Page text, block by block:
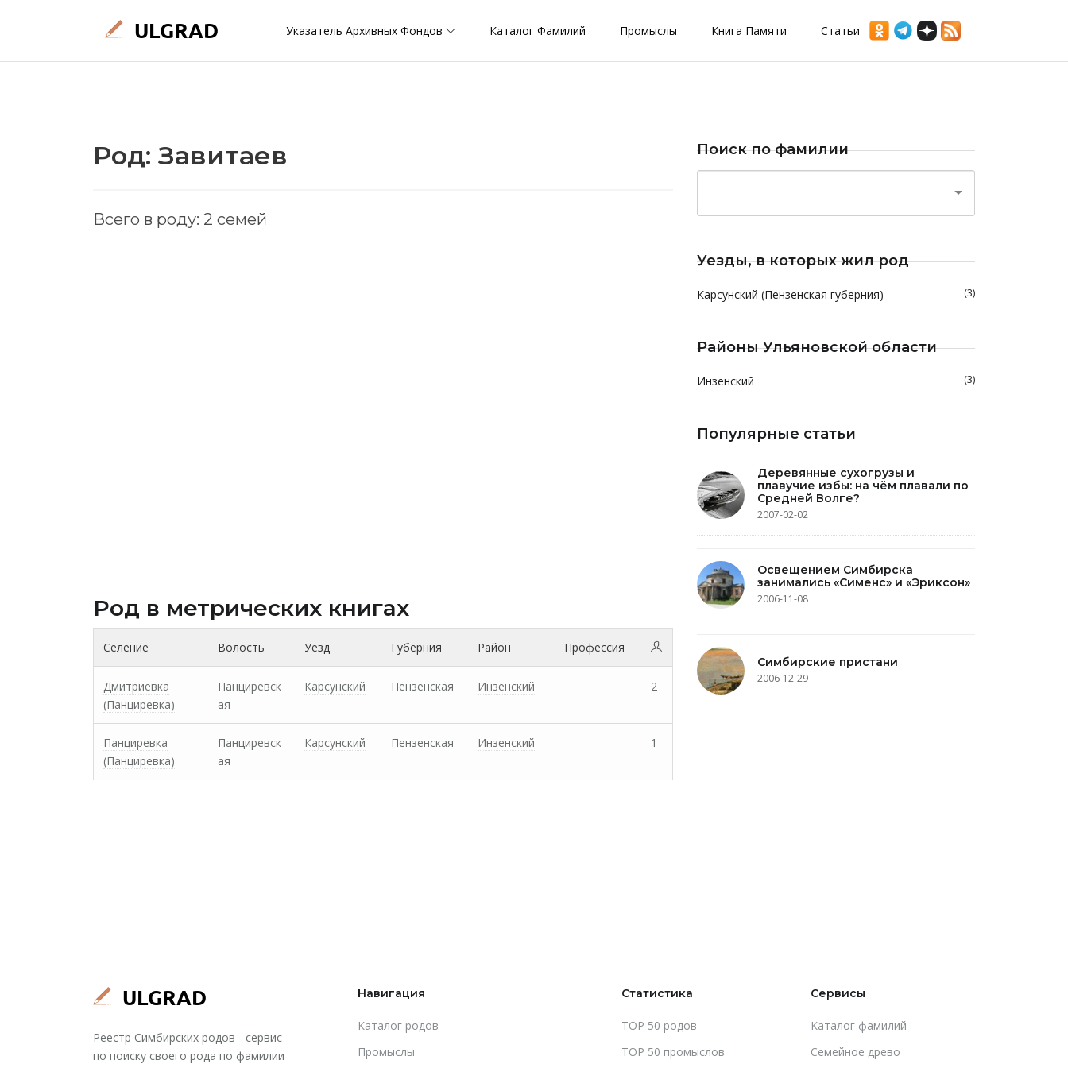
Указатель Архивных Фондов Каталог Фамилий Промыслы Книга Памяти Статьи
Род: Завитаев
Всего в роду: 2 семей
Род в метрических книгах
Селение Волость Уезд Губерния Район Профессия
Дмитриевка
(Панциревка)
Панциревск
ая
Карсунский Пензенская Инзенский 2
Панциревка
(Панциревка)
Панциревск
ая
Карсунский Пензенская Инзенский 1
Поиск по фамилии
Уезды, в которых жил род
Карсунский (Пензенская губерния) (3)
Районы Ульяновской области
Инзенский (3)
Популярные статьи
Деревянные сухогрузы и
плавучие избы: на чём плавали по
Средней Волге?
2007-02-02
Освещением Симбирска
занимались «Сименс» и «Эриксон»
2006-11-08
Симбирские пристани
2006-12-29
Реестр Симбирских родов - сервис
по поиску своего рода по фамилии
Навигация
Каталог родов
Промыслы
Статистика
TOP 50 родов
TOP 50 промыслов
Сервисы
Каталог фамилий
Cемейное древо